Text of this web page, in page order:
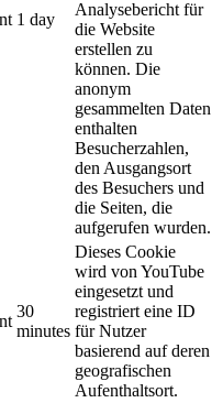
1 day
Analysebericht für
die Website
erstellen zu
können. Die
anonym
gesammelten Daten
enthalten
Besucherzahlen,
den Ausgangsort
des Besuchers und
die Seiten, die
aufgerufen wurden.
30
minutes
Dieses Cookie
wird von YouTube
eingesetzt und
registriert eine ID
für Nutzer
basierend auf deren
geografischen
Aufenthaltsort.